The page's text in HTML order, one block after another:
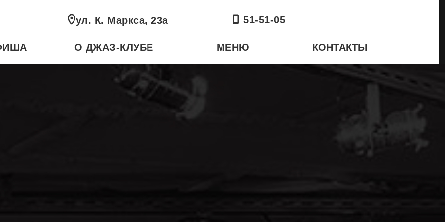
КОНТАКТЫ
О ДЖАЗ-КЛУБЕ
51-51-05
МЕНЮ
ул. К. Маркса, 23а